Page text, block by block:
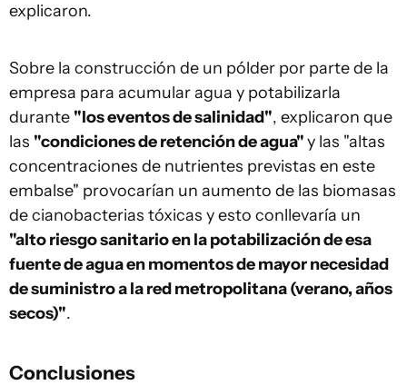
explicaron.
Sobre la construcción de un pólder por parte de la
empresa para acumular agua y potabilizarla
durante "los eventos de salinidad", explicaron que
las "condiciones de retención de agua"y las "altas
concentraciones de nutrientes previstas en este
embalse" provocarían un aumento de las biomasas
de cianobacterias tóxicas y esto conllevaría un
"alto riesgo sanitario en la potabilización de esa
fuente de agua en momentos de mayor necesidad
de suministro a la red metropolitana (verano, años
secos)".
Conclusiones